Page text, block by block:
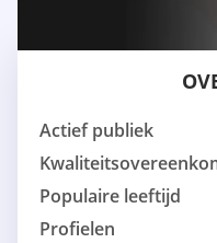
Actief publiek
Populaire leeftijd
Profielen